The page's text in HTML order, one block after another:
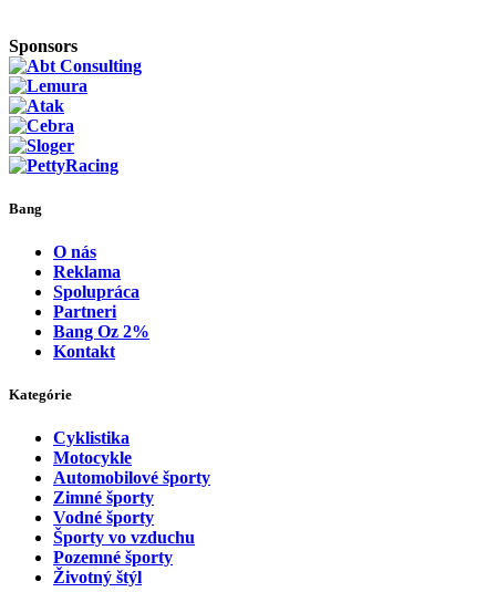
Sponsors
Bang
O nás
Reklama
Spolupráca
Partneri
Bang Oz 2%
Kontakt
Kategórie
Cyklistika
Motocykle
Automobilové športy
Zimné športy
Vodné športy
Športy vo vzduchu
Pozemné športy
Životný štýl